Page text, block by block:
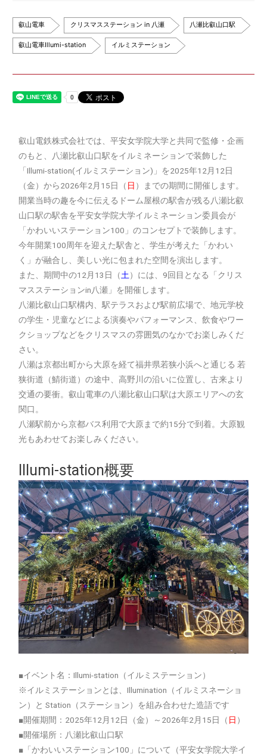
叡山電車 クリスマスステーション in 八瀬 八瀬比叡山口駅
叡山電車Illumi-station イルミステーション
叡山電鉄株式会社では、平安女学院大学と共同で監修・企画
のもと、八瀬比叡山口駅をイルミネーションで装飾した
「Illumi-station(イルミステーション)」を2025年12月12日
（金）から2026年2月15日（ 日 ）までの期間に開催します。
開業当時の趣を今に伝えるドーム屋根の駅舎が残る八瀬比叡
山口駅の駅舎を平安女学院大学イルミネーション委員会が
「かわいいステーション100」のコンセプトで装飾します。
今年開業100周年を迎えた駅舎と、学生が考えた「かわい
く」が融合し、美しい光に包まれた空間を演出します。
また、期間中の12月13日（土）には、9回目となる「クリス
マスステーションin八瀬」を開催します。
八瀬比叡山口駅構内、駅テラスおよび駅前広場で、地元学校
の学生・児童などによる演奏やパフォーマンス、飲食やワー
クショップなどをクリスマスの雰囲気のなかでお楽しみくだ
さい。
八瀬は京都出町から大原を経て福井県若狭小浜へと通じる 若
狭街道（鯖街道）の途中、高野川の沿いに位置し、古来より
交通の要衝。叡山電車の八瀬比叡山口駅は大原エリアへの玄
関口。
八瀬駅前から京都バス利用で大原まで約15分で到着。大原観
光もあわせてお楽しみください。
Illumi-station概要
■イベント名：Illumi-station（イルミステーション）
※イルミステーションとは、Illumination（イルミスネーショ
ン）と Station（ステーション）を組み合わせた造語です
■開催期間：2025年12月12日（金）～2026年2月15日（ 日 ）
■開催場所：八瀬比叡山口駅
■「かわいいステーション100」について（平安女学院大学イ